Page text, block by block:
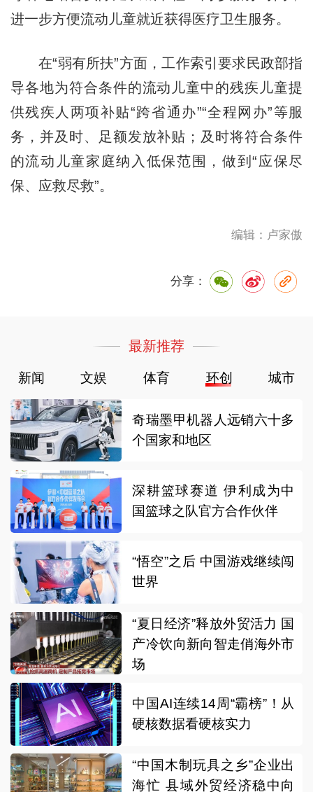
进一步方便流动儿童就近获得医疗卫生服务。
在“弱有所扶”方面，工作索引要求民政部指
导各地为符合条件的流动儿童中的残疾儿童提
供残疾人两项补贴“跨省通办”“全程网办”等服
务，并及时、足额发放补贴；及时将符合条件
的流动儿童家庭纳入低保范围，做到“应保尽
保、应救尽救”。
编辑：卢家傲
分享：
最新推荐
新闻 文娱 体育 环创 城市
奇瑞墨甲机器人远销六十多
个国家和地区
深耕篮球赛道 伊利成为中
国篮球之队官方合作伙伴
“悟空”之后 中国游戏继续闯
世界
“夏日经济”释放外贸活力 国
产冷饮向新向智走俏海外市
场
中国AI连续14周“霸榜”！从
硬核数据看硬核实力
“中国木制玩具之乡”企业出
海忙 县域外贸经济稳中向